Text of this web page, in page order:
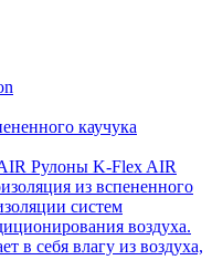
каучука
Рулоны K-Flex AIR
из вспененного
систем
воздуха.
в себя влагу из воздуха,